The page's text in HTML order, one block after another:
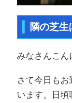
隣の芝生
みなさんこん
さて今日も
います。日